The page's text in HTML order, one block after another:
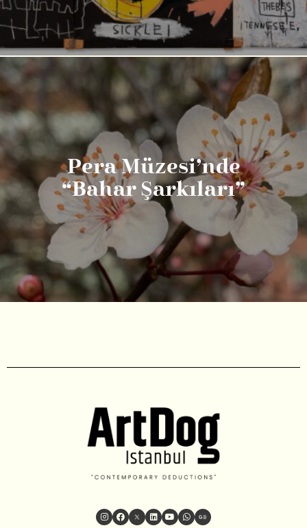
Pera Müzesi’nde
“Bahar Şarkıları”